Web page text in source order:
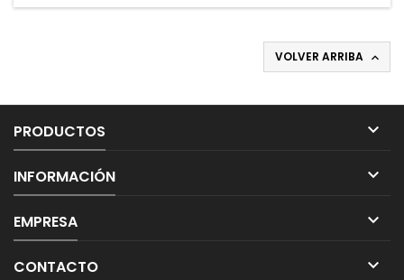
VOLVER ARRIBA 
PRODUCTOS 
INFORMACIÓN 
EMPRESA 
CONTACTO 